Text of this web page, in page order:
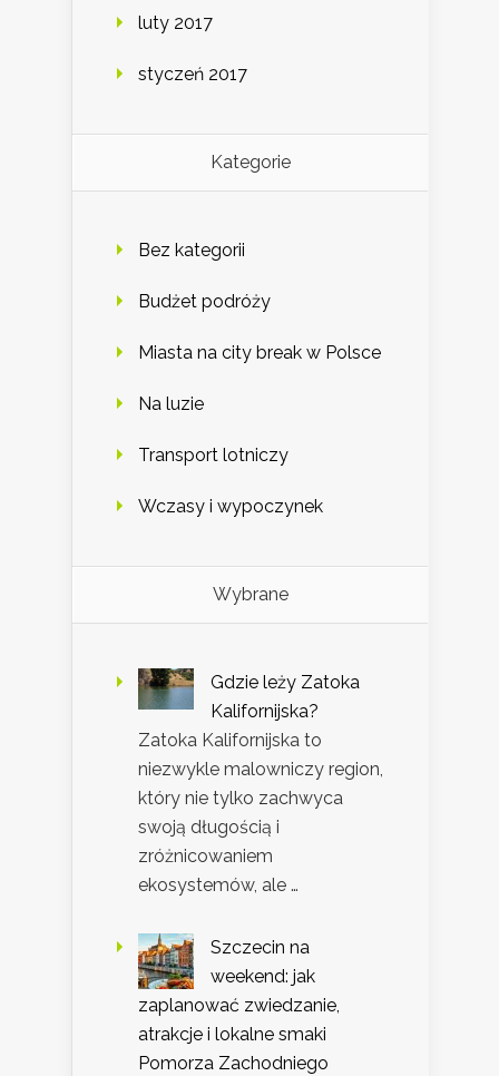
luty 2017
styczeń 2017
Kategorie
Bez kategorii
Budżet podróży
Miasta na city break w Polsce
Na luzie
Transport lotniczy
Wczasy i wypoczynek
Wybrane
Gdzie leży Zatoka
Kalifornijska?
Zatoka Kalifornijska to
niezwykle malowniczy region,
który nie tylko zachwyca
swoją długością i
zróżnicowaniem
ekosystemów, ale …
Szczecin na
weekend: jak
zaplanować zwiedzanie,
atrakcje i lokalne smaki
Pomorza Zachodniego